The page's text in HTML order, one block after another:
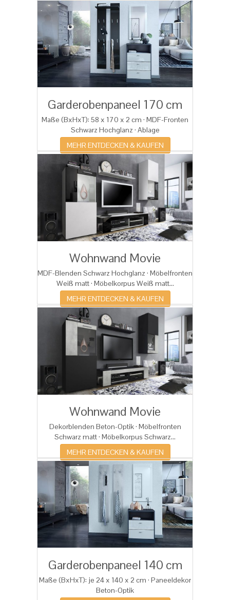
Garderobenpaneel 170 cm
Maße (BxHxT): 58 x 170 x 2 cm · MDF-Fronten
Schwarz Hochglanz · Ablage
MEHR ENTDECKEN & KAUFEN
Wohnwand Movie
MDF-Blenden Schwarz Hochglanz · Möbelfronten
Weiß matt · Möbelkorpus Weiß matt...
MEHR ENTDECKEN & KAUFEN
Wohnwand Movie
Dekorblenden Beton-Optik · Möbelfronten
Schwarz matt · Möbelkorpus Schwarz...
MEHR ENTDECKEN & KAUFEN
Garderobenpaneel 140 cm
Maße (BxHxT): je 24 x 140 x 2 cm · Paneeldekor
Beton-Optik